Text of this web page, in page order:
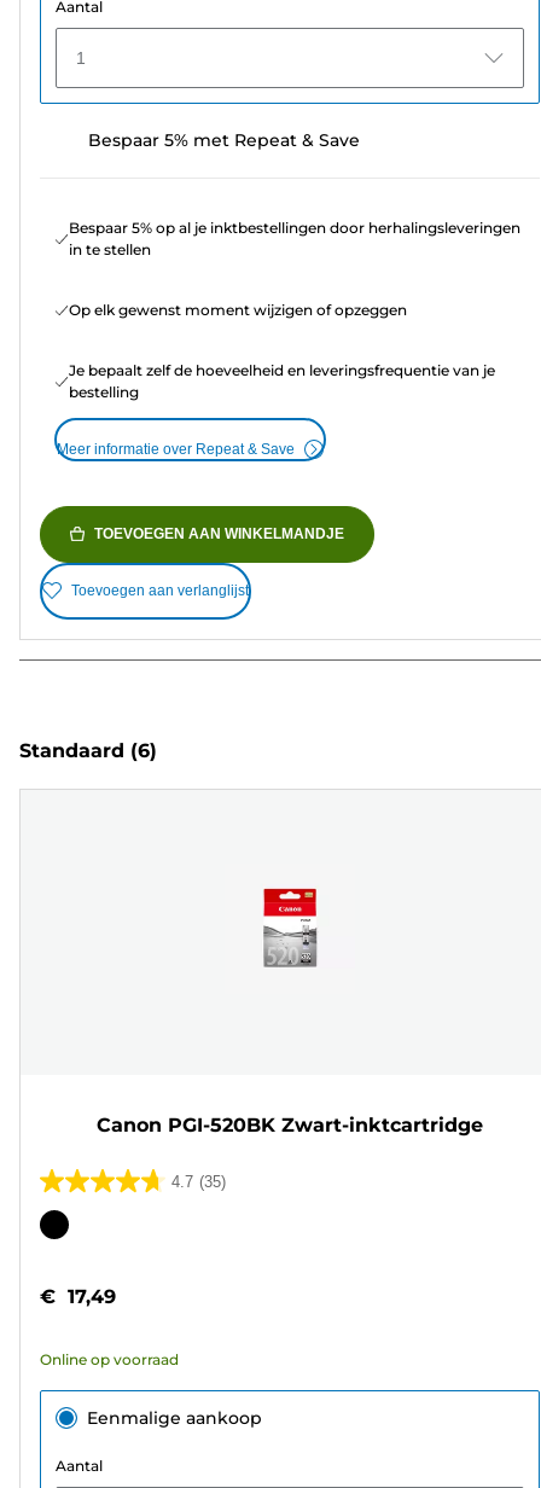
Aantal
1
Bespaar 5% met Repeat & Save
Bespaar 5% op al je inktbestellingen door herhalingsleveringen
in te stellen
Op elk gewenst moment wijzigen of opzeggen
Je bepaalt zelf de hoeveelheid en leveringsfrequentie van je
bestelling
Meer informatie over Repeat & Save
TOEVOEGEN AAN WINKELMANDJE
Toevoegen aan verlanglijst
Standaard (6)
Canon PGI-520BK Zwart-inktcartridge
4.7 (35)
4.7
van
sterren.
beoordelingen
Kleurencartridge
€ 17,49
Online op voorraad
Eenmalige aankoop
Aantal